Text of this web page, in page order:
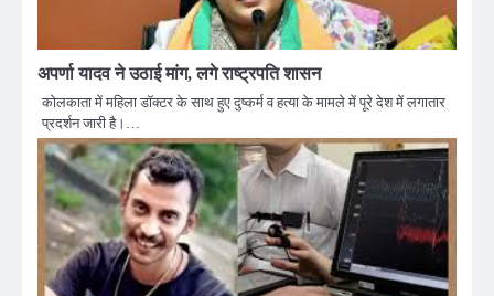
अपर्णा यादव ने उठाई मांग, लगे राष्ट्रपति शासन
कोलकाता में महिला डॉक्टर के साथ हुए दुष्कर्म व हत्या के मामले में पूरे देश में लगातार
प्रदर्शन जारी है।…